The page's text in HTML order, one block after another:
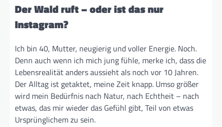
Der Wald ruft – oder ist das nur
Instagram?
Ich bin 40, Mutter, neugierig und voller Energie. Noch.
Denn auch wenn ich mich jung fühle, merke ich, dass die
Lebensrealität anders aussieht als noch vor 10 Jahren.
Der Alltag ist getaktet, meine Zeit knapp. Umso größer
wird mein Bedürfnis nach Natur, nach Echtheit – nach
etwas, das mir wieder das Gefühl gibt, Teil von etwas
Ursprünglichem zu sein.